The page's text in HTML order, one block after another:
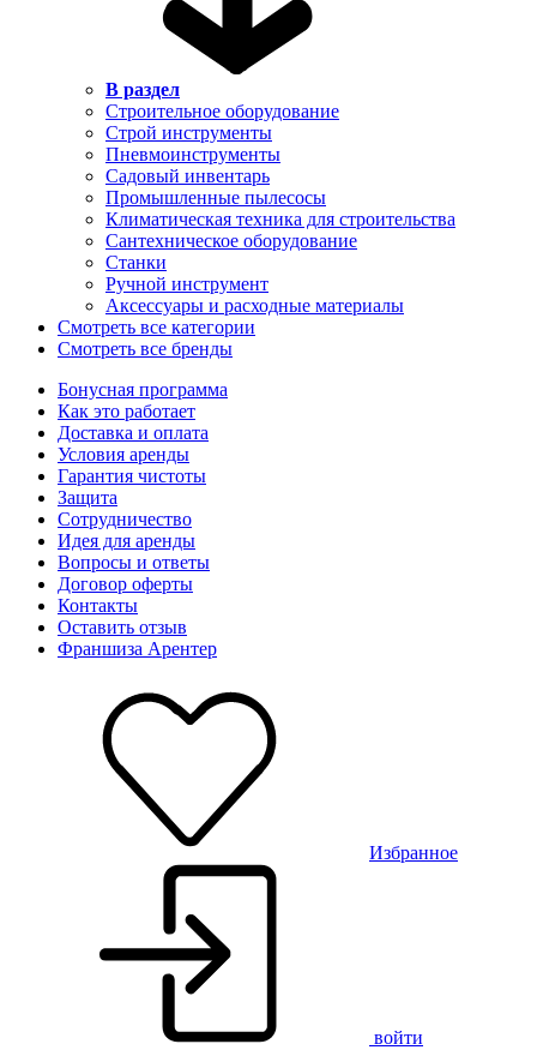
В раздел
Строительное оборудование
Строй инструменты
Пневмоинструменты
Садовый инвентарь
Промышленные пылесосы
Климатическая техника для строительства
Сантехническое оборудование
Станки
Ручной инструмент
Аксессуары и расходные материалы
Смотреть все категории
Смотреть все бренды
Бонусная программа
Как это работает
Доставка и оплата
Условия аренды
Гарантия чистоты
Защита
Сотрудничество
Идея для аренды
Вопросы и ответы
Договор оферты
Контакты
Оставить отзыв
Франшиза Арентер
Избранное
войти